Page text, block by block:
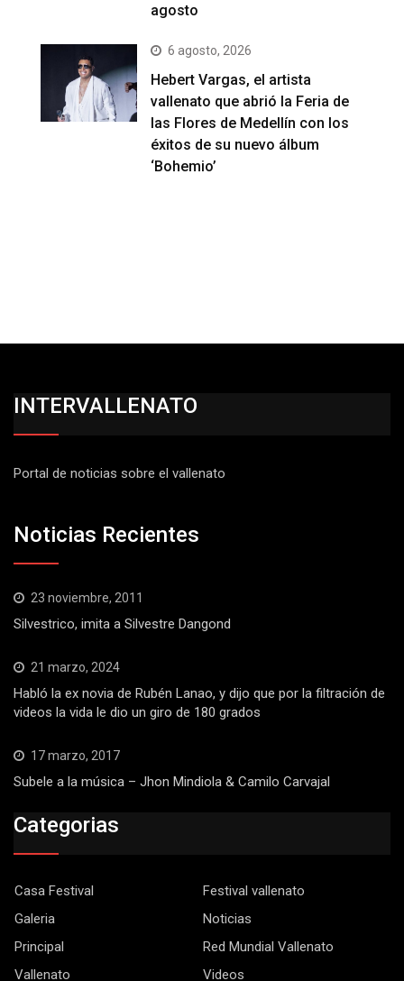
agosto
6 agosto, 2026
Hebert Vargas, el artista
vallenato que abrió la Feria de
las Flores de Medellín con los
éxitos de su nuevo álbum
‘Bohemio’
INTERVALLENATO
Portal de noticias sobre el vallenato
Noticias Recientes
23 noviembre, 2011
Silvestrico, imita a Silvestre Dangond
21 marzo, 2024
Habló la ex novia de Rubén Lanao, y dijo que por la filtración de
videos la vida le dio un giro de 180 grados
17 marzo, 2017
Subele a la música – Jhon Mindiola & Camilo Carvajal
Categorias
Casa Festival
Festival vallenato
Galeria
Noticias
Principal
Red Mundial Vallenato
Vallenato
Videos